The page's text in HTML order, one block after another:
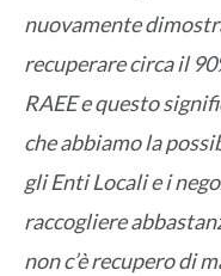
nuovamente
recuperare circa il
RAEE e questo
che abbiamo la
gli Enti Locali e i
raccogliere
non c’è recupero di